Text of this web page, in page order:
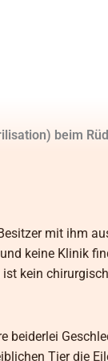
beim
mit ihm
keine Klinik
kein
Tier die